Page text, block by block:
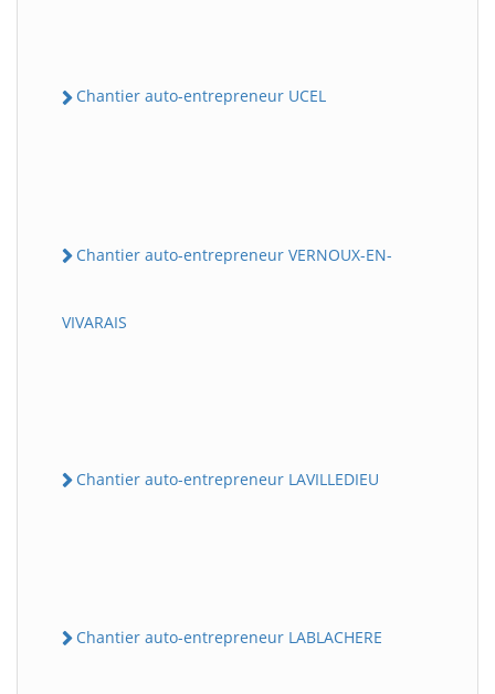
Chantier auto-entrepreneur UCEL
Chantier auto-entrepreneur VERNOUX-EN-
VIVARAIS
Chantier auto-entrepreneur LAVILLEDIEU
Chantier auto-entrepreneur LABLACHERE